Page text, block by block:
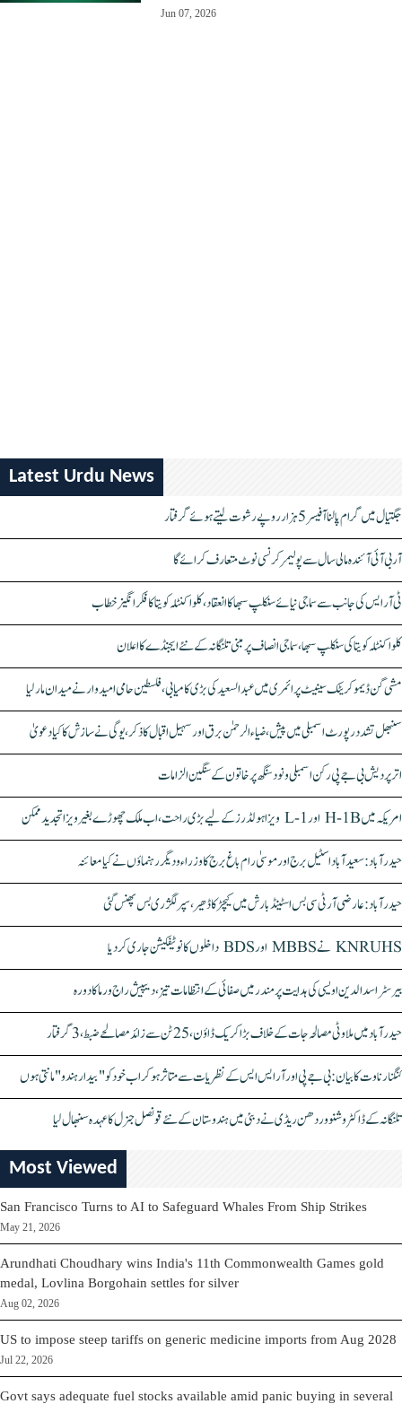
Jun 07, 2026
Latest Urdu News
جگتیال میں گرام پالنا آفیسر 5 ہزار روپے رشوت لیتے ہوئے گرفتار
آر بی آئی آئندہ مالی سال سے پولیمر کرنسی نوٹ متعارف کرائے گا
ٹی آر ایس کی جانب سے سماجی نیائے سنکلپ سبھا کا انعقاد، کلواکنٹلہ کویتا کا فکر انگیز خطاب
کلواکنٹلہ کویتا کی سنکلپ سبھا، سماجی انصاف پر مبنی تلنگانہ کے نئے ایجنڈے کا اعلان
مشی گن ڈیموکریٹک سینیٹ پرائمری میں عبدالسعید کی بڑی کامیابی، فلسطین حامی امیدوار نے میدان مار لیا
سنبھل تشدد رپورٹ اسمبلی میں پیش، ضیاء الرحمٰن برق اور سہیل اقبال کا ذکر، یوگی نے سازش کا کیا دعویٰ
اتر پردیش بی جے پی رکن اسمبلی ونود سنگھ پر خاتون کے سنگین الزامات
امریکہ میں H-1B اور L-1 ویزا ہولڈرز کے لیے بڑی راحت، اب ملک چھوڑے بغیر ویزا تجدید ممکن
حیدرآباد: سعیدآباد اسٹیل برج اور موسیٰ رام باغ برج کا وزراء و دیگر رہنماؤں نے کیا معائنہ
حیدرآباد: عارضی آر ٹی سی بس اسٹینڈ بارش میں کیچڑ کا ڈھیر، سپر لگژری بس پھنس گئی
KNRUHS نے MBBS اور BDS داخلوں کا نوٹیفکیشن جاری کر دیا
بیرسٹر اسدالدین اویسی کی ہدایت پر مندر میں صفائی کے انتظامات تیز، دیپیش راج ورما کا دورہ
حیدرآباد میں ملاوٹی مصالحہ جات کے خلاف بڑا کریک ڈاؤن، 25 ٹن سے زائد مصالحے ضبط، 3 گرفتار
کنگنا رناوت کا بیان: بی جے پی اور آر ایس ایس کے نظریات سے متاثر ہو کر اب خود کو "بیدار ہندو" مانتی ہوں
تلنگانہ کے ڈاکٹر وشنو وردھن ریڈی نے دبئی میں ہندوستان کے نئے قونصل جنرل کا عہدہ سنبھال لیا
Most Viewed
San Francisco Turns to AI to Safeguard Whales From Ship Strikes
May 21, 2026
Arundhati Choudhary wins India's 11th Commonwealth Games gold
medal, Lovlina Borgohain settles for silver
Aug 02, 2026
US to impose steep tariffs on generic medicine imports from Aug 2028
Jul 22, 2026
Govt says adequate fuel stocks available amid panic buying in several